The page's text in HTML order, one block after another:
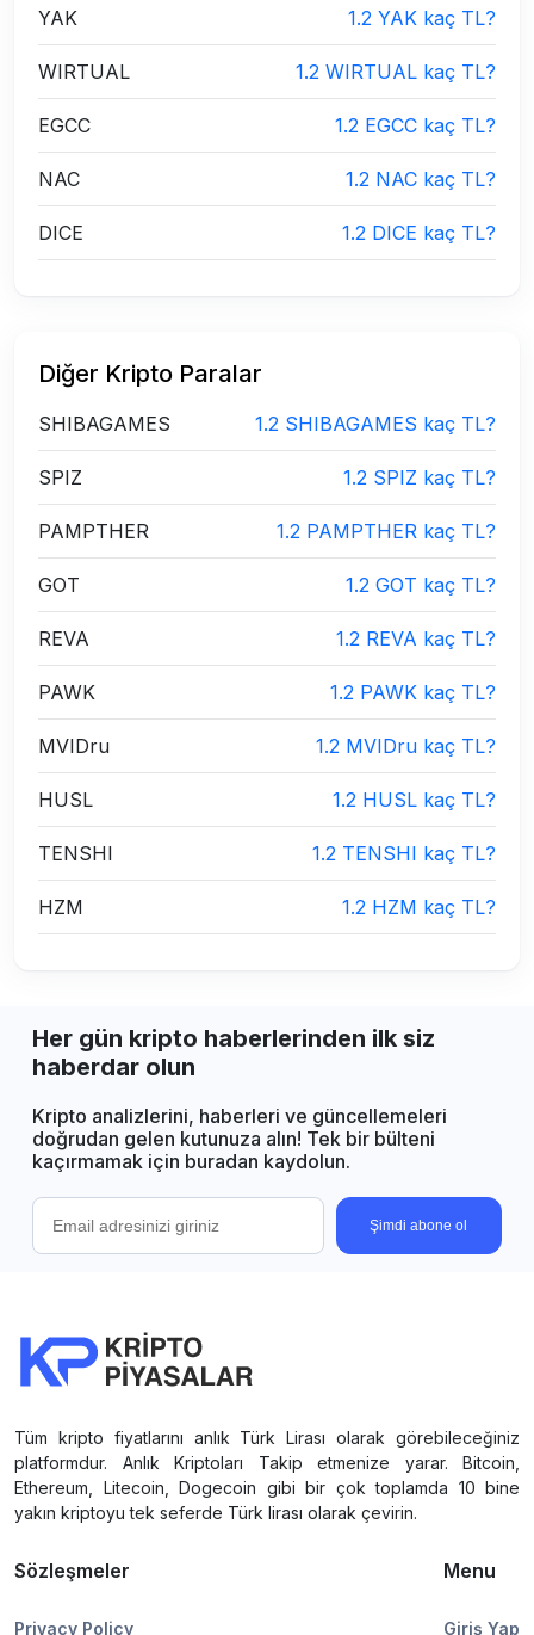
YAK 1.2 YAK kaç TL?
WIRTUAL 1.2 WIRTUAL kaç TL?
EGCC 1.2 EGCC kaç TL?
NAC 1.2 NAC kaç TL?
DICE 1.2 DICE kaç TL?
Diğer Kripto Paralar
SHIBAGAMES 1.2 SHIBAGAMES kaç TL?
SPIZ 1.2 SPIZ kaç TL?
PAMPTHER 1.2 PAMPTHER kaç TL?
GOT 1.2 GOT kaç TL?
REVA 1.2 REVA kaç TL?
PAWK 1.2 PAWK kaç TL?
MVIDru 1.2 MVIDru kaç TL?
HUSL 1.2 HUSL kaç TL?
TENSHI 1.2 TENSHI kaç TL?
HZM 1.2 HZM kaç TL?
Her gün kripto haberlerinden ilk siz
haberdar olun
Kripto analizlerini, haberleri ve güncellemeleri
doğrudan gelen kutunuza alın! Tek bir bülteni
kaçırmamak için buradan kaydolun.
Şimdi abone ol
Tüm kripto fiyatlarını anlık Türk Lirası olarak görebileceğiniz
platformdur. Anlık Kriptoları Takip etmenize yarar. Bitcoin,
Ethereum, Litecoin, Dogecoin gibi bir çok toplamda 10 bine
yakın kriptoyu tek seferde Türk lirası olarak çevirin.
Sözleşmeler
Privacy Policy
Menu
Giriş Yap